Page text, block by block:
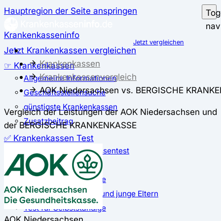
Hauptregion der Seite anspringen
Krankenkasseninfo
Jetzt Krankenkassen vergleichen
☞ Krankenkassen
Allgemeine Informationen
Geschäftsstellensuche
günstigste Krankenkassen
Zusatzbeitrag
✅ Krankenkassen Test
Der große Krankenkassentest
Test für Studierende
Test für Auszubildende
Test für Schwangere und junge Eltern
Test für Selbstständige
Jetzt vergleichen
Krankenkassen
Krankenkassenvergleich
AOK Niedersachsen vs. BERGISCHE
Vergleich der Leistungen der AOK Niedersachsen und
der BERGISCHE KRANKENKASSE